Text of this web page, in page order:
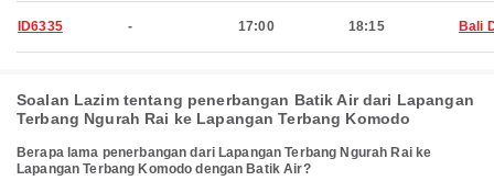
ID6335 - 17:00 18:15 Bali
Soalan Lazim tentang penerbangan Batik Air dari Lapangan
Terbang Ngurah Rai ke Lapangan Terbang Komodo
Berapa lama penerbangan dari Lapangan Terbang Ngurah Rai ke
Lapangan Terbang Komodo dengan Batik Air?